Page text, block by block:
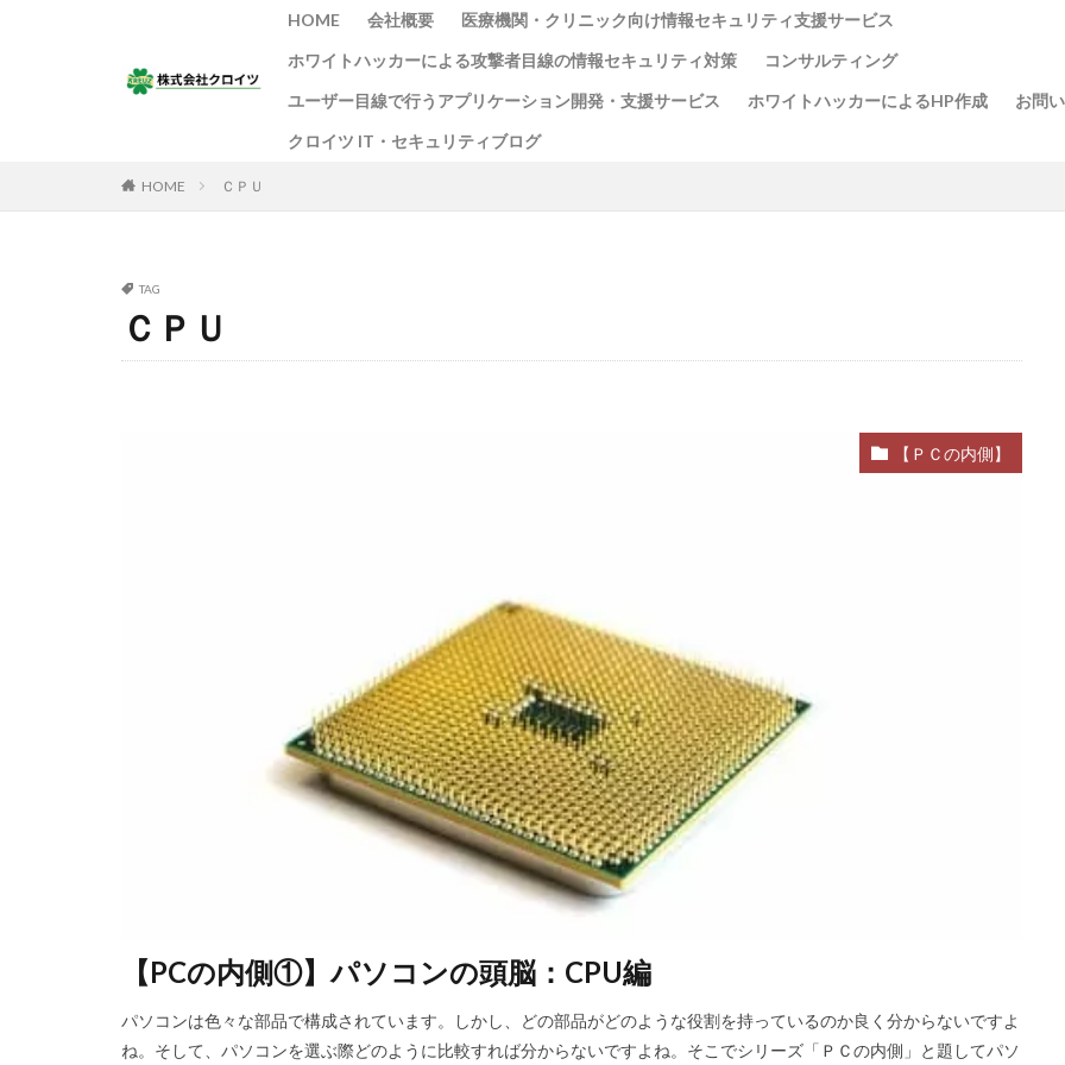
HOME 会社概要
医療機関・クリニック向け情報セキュリティ支援サービス
ホワイトハッカーによる攻撃者目線の情報セキュリティ対策
コンサルティング
ユーザー目線で行うアプリケーション開発・支援サービス
ホワイトハッカーによるHP作成
お問
クロイツ IT・セキュリティブログ
HOME ＣＰＵ
TAG
ＣＰＵ
【ＰＣの内側】
【PCの内側①】パソコンの頭脳：CPU編
パソコンは色々な部品で構成されています。しかし、どの部品がどのような役割を持っているのか良く分からないですよ
ね。そして、パソコンを選ぶ際どのように比較すれば分からないですよね。そこでシリーズ「ＰＣの内側」と題してパソ